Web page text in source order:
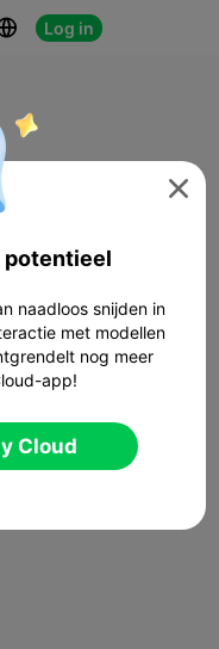
Log in

potentieel
naadloos snijden in
met modellen
nog meer
app!
Cloud